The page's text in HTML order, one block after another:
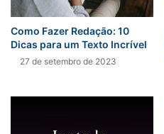
Como Fazer Redação: 10
Dicas para um Texto Incrível
27 de setembro de 2023